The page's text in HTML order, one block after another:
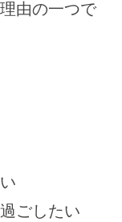
由の一つで
ごしたい